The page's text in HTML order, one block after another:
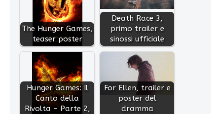
The Hunger Games,
teaser poster
Death Race 3,
primo trailer e
sinossi ufficiale
Hunger Games: Il
Canto della
Rivolta - Parte 2,
For Ellen, trailer e
poster del
dramma